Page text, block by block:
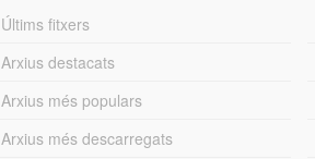
Últims fitxers
Arxius destacats
Arxius més populars
Arxius més descarregats